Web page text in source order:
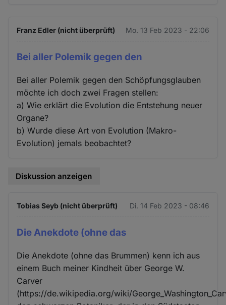
Franz Edler (nicht überprüft) Mo. 13 Feb 2023 - 22:06
Bei aller Polemik gegen den
Bei aller Polemik gegen den Schöpfungsglauben
möchte ich doch zwei Fragen stellen:
a) Wie erklärt die Evolution die Entstehung neuer
Organe?
b) Wurde diese Art von Evolution (Makro-
Evolution) jemals beobachtet?
Diskussion anzeigen
Tobias Seyb (nicht überprüft) Di. 14 Feb 2023 - 08:46
Die Anekdote (ohne das
Die Anekdote (ohne das Brummen) kenn ich aus
einem Buch meiner Kindheit über George W.
Carver
(https://de.wikipedia.org/wiki/